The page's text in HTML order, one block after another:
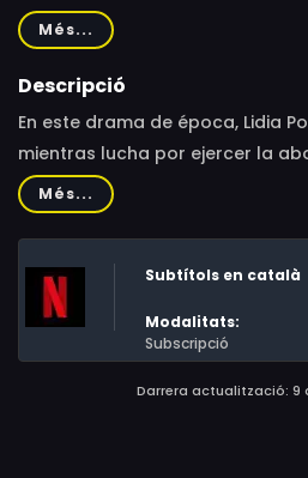
Gianmarco Saurino, Sara
Aita, Valentina Cervi, Nika Perrone
Més...
Descripció
En este drama de época, Lidia
mientras lucha por ejercer la
historia real de la primera mujer
Més...
Subtítols en català
Modalitats:
Subscripció
Darrera actualització: 9